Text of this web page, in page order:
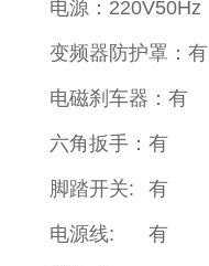
电源：220V50Hz
变频器防护罩：有
电磁刹车器：有
六角扳手：有
脚踏开关: 有
电源线: 有